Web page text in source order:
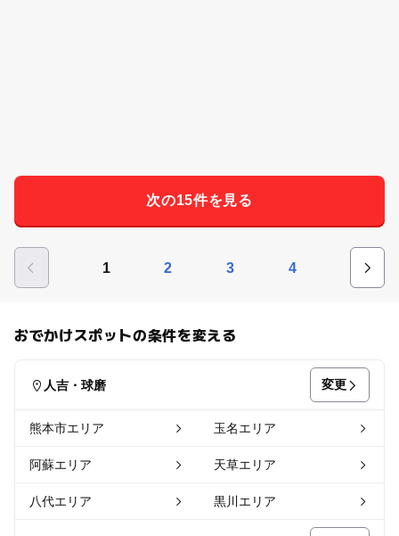
次の15件を見る
1 2 3 4
おでかけスポットの条件を変える
人吉・球磨 変更
熊本市エリア 玉名エリア
阿蘇エリア 天草エリア
八代エリア 黒川エリア